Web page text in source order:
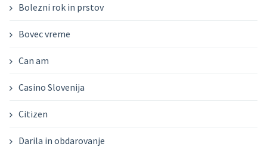
Bolezni rok in prstov
Bovec vreme
Can am
Casino Slovenija
Citizen
Darila in obdarovanje